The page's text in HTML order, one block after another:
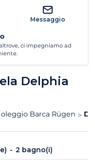
Delphia
Barca Rügen
2 bagno(i)
Messaggio
ci impegniamo ad